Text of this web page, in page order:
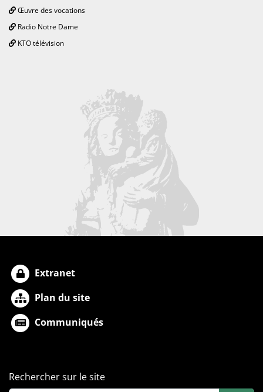
Œuvre des vocations
Radio Notre Dame
KTO télévision
Extranet
Plan du site
Communiqués
Rechercher sur le site